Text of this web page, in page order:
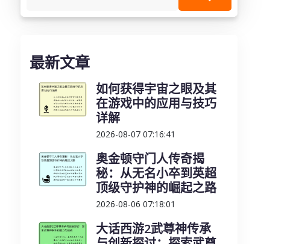
最新文章
如何获得宇宙之眼及其
在游戏中的应用与技巧
详解
2026-08-07 07:16:41
奥金顿守门人传奇揭
秘：从无名小卒到英超
顶级守护神的崛起之路
2026-08-06 07:18:01
大话西游2武尊神传承